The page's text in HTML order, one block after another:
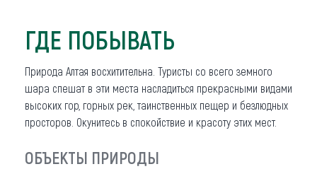
ГДЕ ПОБЫВАТЬ
Природа Алтая восхитительна. Туристы со всего земного
шара спешат в эти места насладиться прекрасными видами
высоких гор, горных рек, таинственных пещер и безлюдных
просторов. Окунитесь в спокойствие и красоту этих мест.
ОБЪЕКТЫ ПРИРОДЫ